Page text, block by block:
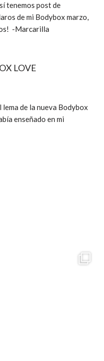
tenemos post de
de mi Bodybox marzo,
-Marcarilla
LOVE
de la nueva Bodybox
enseñado en mi